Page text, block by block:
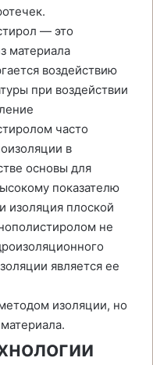
— это
материала
воздействию
при воздействии
часто
в
основы для
показателю
изоляция плоской
не
является ее
изоляции, но